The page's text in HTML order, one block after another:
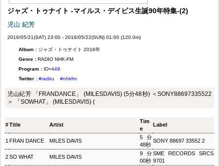
ジャズ・トゥナイト -マイルス・デイビス生誕90年特集-(2)
児山 紀芳
2016/05/21(SAT) 23:00 - 2016/05/22(SUN) 01:00 (120.0m)
Album : ジャズ・トゥナイト 2016年
Genre : RADIO NHK-FM
Program : ID=449
Twitter : #radiru #nhkfm
児山紀芳 「FRANDANCE」 (MILESDAVIS) (5分48秒) ＜SONY88697335522
＞ 「SOWHAT」 (MILESDAVIS) (
#Title Artist
Tim
e
Label
1 FRAN DANCE MILES DAVIS
5分
48秒
SONY 88697 33552 2
2SO WHAT MILES DAVIS
9分
00秒
SME RECORDS SRCS
9701